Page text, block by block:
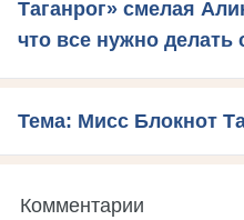
Таганрог» смелая
что все нужно делать
Тема: Мисс Блокнот
Комментарии